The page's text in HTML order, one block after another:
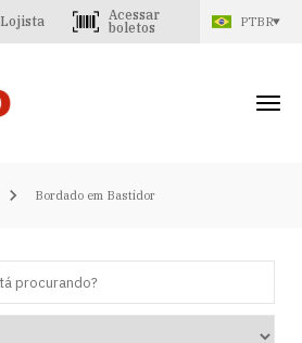
Lojista
Acessar
boletos
PTBR
Bordado em Bastidor